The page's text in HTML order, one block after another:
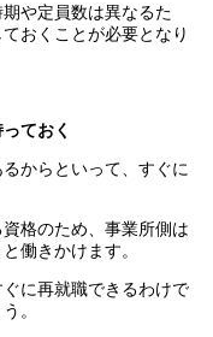
や定員数は異なるた
おくことが必要となり
ておく
からといって、すぐに
格のため、事業所側は
働きかけます。
に再就職できるわけで
。